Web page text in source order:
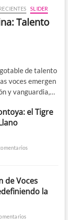
SLIDER
Talento
de talento
voces emergen
y vanguardia,…
el Tigre
de Voces
la